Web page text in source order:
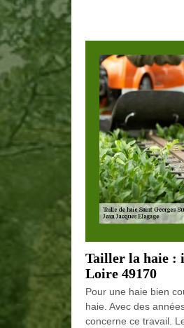
Tailler la haie :
Loire 49170
Pour une haie bien
haie. Avec des
concerne ce travail.